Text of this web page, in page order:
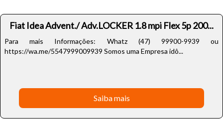
Fiat Idea Advent./ Adv.LOCKER 1.8 mpi Flex 5p 200...
Para mais Informações: Whatz (47) 99900-9939 ou
https://wa.me/5547999009939 Somos uma Empresa idô...
Saiba mais